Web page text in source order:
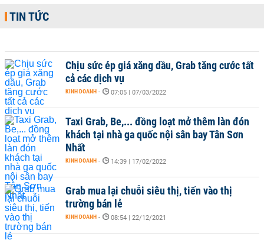
TIN TỨC
Chịu sức ép giá xăng dầu, Grab tăng cước tất
cả các dịch vụ
KINH DOANH - 07:05 | 07/03/2022
Taxi Grab, Be,... đồng loạt mở thêm làn đón
khách tại nhà ga quốc nội sân bay Tân Sơn
Nhất
KINH DOANH - 14:39 | 17/02/2022
Grab mua lại chuỗi siêu thị, tiến vào thị
trường bán lẻ
KINH DOANH - 08:54 | 22/12/2021